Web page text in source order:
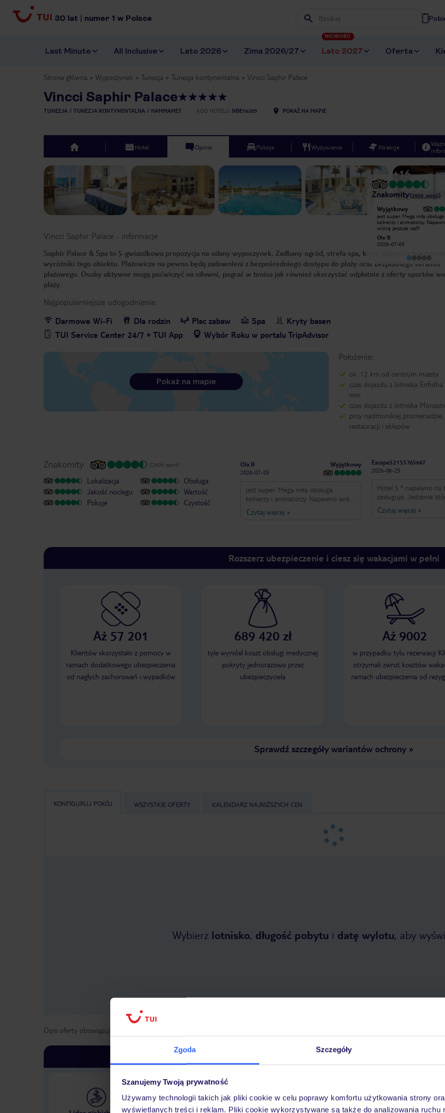
Zgoda Szczegóły
Szanujemy Twoją prywatność
Używamy technologii takich jak pliki cookie w celu poprawy komfortu użytkowania strony
wyświetlanych treści i reklam. Pliki cookie wykorzystywane są także do analizowania ruchu
30 lat | numer 1 w Polsce Wpisz frazę, której szukasz
Last Minute All Inclusive Lato 2026 Zima 2026/27 Lato 2027
NOWOŚĆ
Oferta
Strona główna Wypoczynek Tunezja Tunezja kontynentalna Vincci Saphir Palace
Vincci Saphir Palace
TUNEZJA TUNEZJA KONTYNENTALNA HAMMAMET KOD HOTELU NBE16205 POKAŻ NA MAPIE
top Hotel Opinie Pokoje Wyżywienie Atrakcje
+16
Znakomity(2606 opinii)
Wyjątkowy
Hotel bardzo czysty, obsługa bardzo
gdzie fajnie prowadzą. Obsługa na
stołówce miła a przede wszystkim
bardzo dobre jedzenie .Wielkie
pozdrowienia dla MIMI
Wyjątkowy
jest super. Mega miła obsługa
kelnerzy i animatorzy.
wrócę jeszcze raz!!!
Ola B
2026-07-05
Vincci Saphir Palace - informacje
Saphir Palace & Spa to 5-gwiazdkowa propozycja na udany wypoczynek. Zadbany ogród, strefa spa, kryty basen to tylko
wyróżniki tego obiektu. Plażowicze na pewno będą zadowoleni z bezpośredniego dostępu do plaży oraz bezpłatnego serwisu
plażowego. Osoby aktywne mogą poćwiczyć na siłowni, pograć w tenisa jak również skorzystać odpłatnie z oferty sportów
plaży.
Najpopularniejsze udogodnienia:
Darmowe Wi-Fi
Dla rodzin Plac zabaw Spa
Kryty basen
TUI Service Center 24/7 + TUI App
Wybór Roku w portalu TripAdvisor
Położenie:
ok. 12 km od centrum miasta
czas dojazdu z lotniska
min
czas dojazdu z lotniska
przy nadmorskiej
restauracji i sklepów
Pokaż na mapie
Znakomity (2606 opinii)
Lokalizacja
Jakość noclegu
Pokoje
Obsługa
Wartość
Czystość
Ola B
2026-07-05
Wyjątkowy
jest super. Mega miła obsługa
kelnerzy i animatorzy. Napewno wrócę
jeszcze raz!!!
Czytaj więcej »
Escape52155765647
2026-06-25
Hotel 5 * napewno na
zasługuje. Jedzenie którego wcale nie
było , brak sztućców ,
Stoliki nie uprzątnięte,
odpadający kran oraz
którą dostałam w głowę .
Czytaj więcej »
Rozszerz ubezpieczenie i ciesz się wakacjami w pełni
Aż 57 201
Klientów skorzystało z pomocy w
ramach dodatkowego ubezpieczenia
od nagłych zachorowań i wypadków
689 420 zł
tyle wyniósł koszt obsługi medycznej
pokryty jednorazowo przez
ubezpieczyciela
Aż 9002
w przypadku tylu rezerwacji
otrzymali zwrot kosztów
ramach ubezpieczenia od
Sprawdź szczegóły wariantów ochrony»
KONFIGURUJ POKÓJ WSZYSTKIE OFERTY KALENDARZ NAJNIŻSZYCH CEN
Wybierz lotnisko, długość pobytu i datę wylotu, aby
Opis oferty obowiązuje dla wyjazdów w terminie
Dlaczego warto wybrać TUI?
Największe biuro podróży
Tylko u nas opieka na